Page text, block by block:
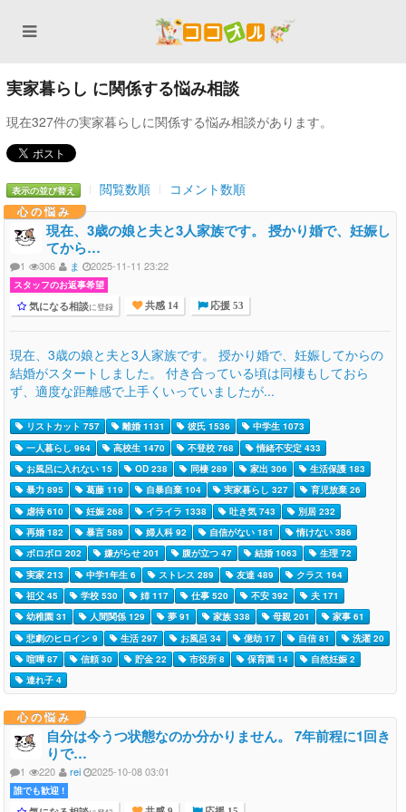
実家暮らし に関係する悩み相談
現在327件の実家暮らしに関係する悩み相談があります。
表示の並び替え 閲覧数順 コメント数順
心の悩み
現在、3歳の娘と夫と3人家族です。 授かり婚で、妊娠し
てから…
1 306 ま 2025-11-11 23:22
スタッフのお返事希望
気になる相談に登録 共感 14 応援 53
現在、3歳の娘と夫と3人家族です。 授かり婚で、妊娠してからの
結婚がスタートしました。 付き合っている頃は同棲もしておら
ず、適度な距離感で上手くいっていましたが...
リストカット 757 離婚 1131 彼氏 1536
中学生 1073
一人暮らし 964
高校生 1470 不登校 768
情緒不安定 433
お風呂に入れない 15
OD 238 同棲 289 家出 306
生活保護 183
暴力 895
葛藤 119 自暴自棄 104 実家暮らし 327
育児放棄 26
虐待 610
妊娠 268 イライラ 1338 吐き気 743
別居 232
再婚 182
暴言 589 婦人科 92 自信がない 181
情けない 386
ボロボロ 202
嫌がらせ 201 腹が立つ 47 結婚 1063
生理 72
実家 213
中学1年生 6 ストレス 289 友達 489
クラス 164
祖父 45
学校 530 姉 117 仕事 520 不安 392
夫 171
幼稚園 31
人間関係 129 夢 91 家族 338 母親 201
家事 61
悲劇のヒロイン 9
生活 297 お風呂 34 億劫 17 自信 81
洗濯 20
喧嘩 87
信頼 30 貯金 22 市役所 8 保育園 14
自然妊娠 2
連れ子 4
心の悩み
自分は今うつ状態なのか分かりません。 7年前程に1回き
りで…
1 220 rei 2025-10-08 03:01
誰でも歓迎 !